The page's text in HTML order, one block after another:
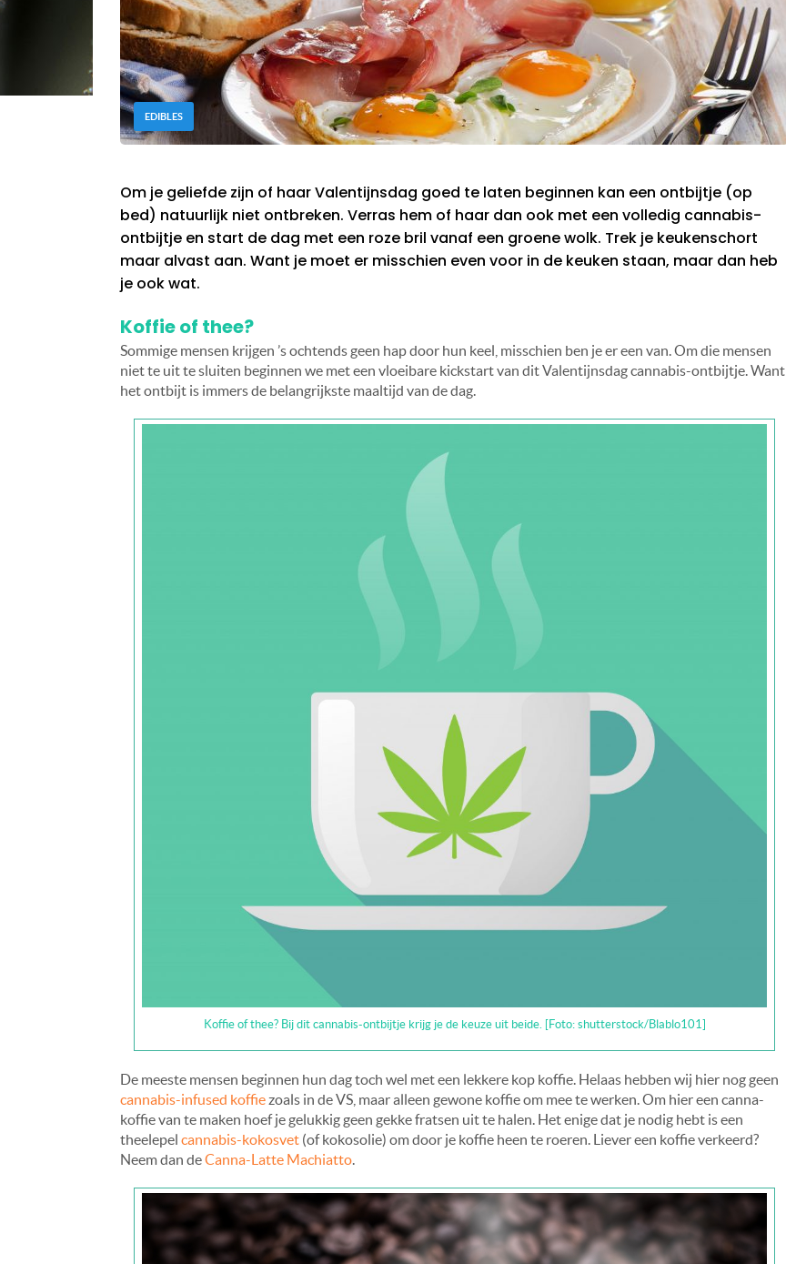
EDIBLES
Om je geliefde zijn of haar Valentijnsdag goed te laten beginnen kan een ontbijtje (op
bed) natuurlijk niet ontbreken. Verras hem of haar dan ook met een volledig cannabis-
ontbijtje en start de dag met een roze bril vanaf een groene wolk. Trek je keukenschort
maar alvast aan. Want je moet er misschien even voor in de keuken staan, maar dan heb
je ook wat.
Koffie of thee?
Sommige mensen krijgen ’s ochtends geen hap door hun keel, misschien ben je er een van. Om die mensen
niet te uit te sluiten beginnen we met een vloeibare kickstart van dit Valentijnsdag cannabis-ontbijtje. Want
het ontbijt is immers de belangrijkste maaltijd van de dag.
Koffie of thee? Bij dit cannabis-ontbijtje krijg je de keuze uit beide. [Foto: shutterstock/Blablo101]
De meeste mensen beginnen hun dag toch wel met een lekkere kop koffie. Helaas hebben wij hier nog geen
cannabis-infused koffiezoals in de VS, maar alleen gewone koffie om mee te werken. Om hier een canna-
koffie van te maken hoef je gelukkig geen gekke fratsen uit te halen. Het enige dat je nodig hebt is een
theelepel cannabis-kokosvet (of kokosolie) om door je koffie heen te roeren. Liever een koffie verkeerd?
Neem dan deCanna-Latte Machiatto